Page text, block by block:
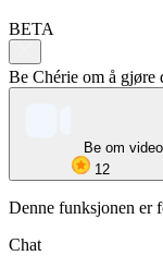
BETA
Be Chérie om å gjøre
Be om video
12
Denne funksjonen er
Chat